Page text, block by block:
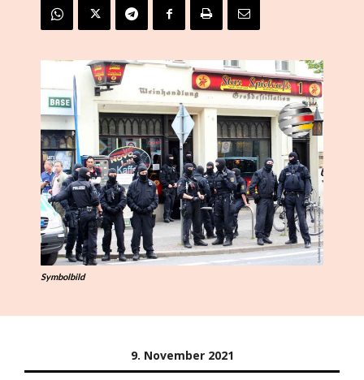
Symbolbild
9. November 2021